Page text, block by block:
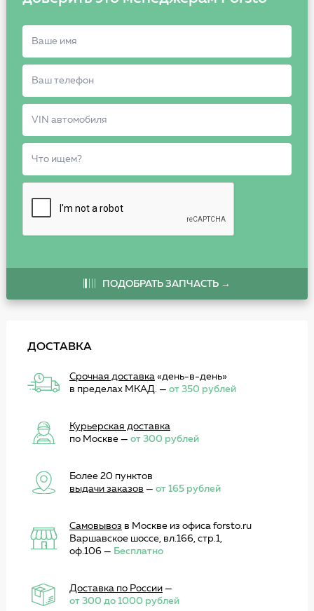
ПОДОБРАТЬ ЗАПЧАСТЬ →
ДОСТАВКА
Срочная доставка«день-в-день»
в пределах МКАД. — от 350 рублей
Курьерская доставка
по Москве — от 300 рублей
Более 20 пунктов
выдачи заказов — от 165 рублей
Самовывоз в Москве из офиса forsto.ru
Варшавское шоссе, вл.166, стр.1,
оф.106 — Бесплатно
Доставка по России—
от 300 до 1000 рублей